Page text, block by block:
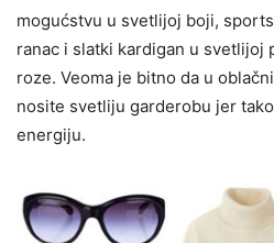
mogućstvu u svetlijoj boji,
ranac i slatki kardigan u svetlijoj
roze. Veoma je bitno da u
nosite svetliju garderobu jer
energiju.